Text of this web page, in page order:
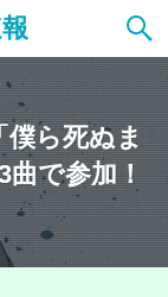
僕ら死ぬま
曲で参加！